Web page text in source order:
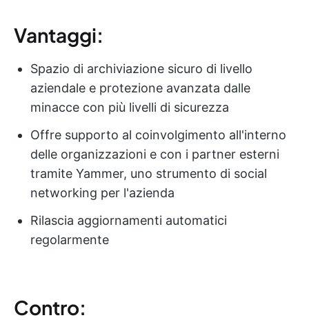
Vantaggi:
Spazio di archiviazione sicuro di livello
aziendale e protezione avanzata dalle
minacce con più livelli di sicurezza
Offre supporto al coinvolgimento all'interno
delle organizzazioni e con i partner esterni
tramite Yammer, uno strumento di social
networking per l'azienda
Rilascia aggiornamenti automatici
regolarmente
Contro: